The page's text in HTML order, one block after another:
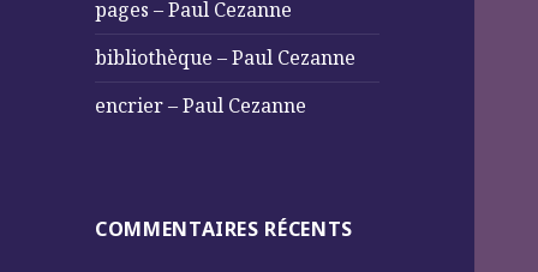
pages – Paul Cezanne
bibliothèque – Paul Cezanne
encrier – Paul Cezanne
COMMENTAIRES RÉCENTS